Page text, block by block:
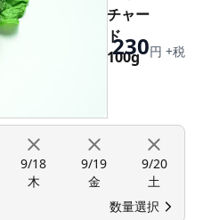
チャー
ド
100g
230円 +税
9/18
木
9/19
金
9/20
土
数量選択